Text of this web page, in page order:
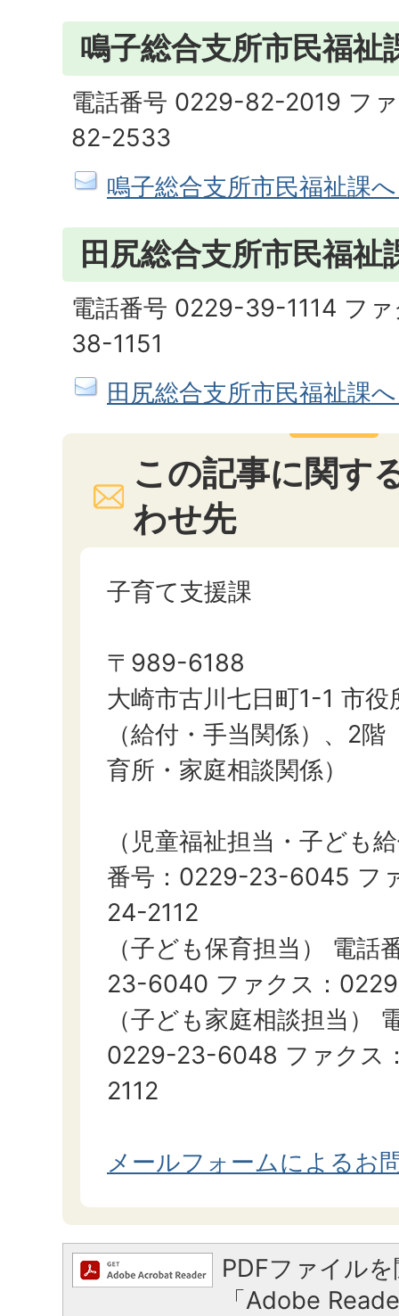
鳴子総合支所市民福祉
電話番号 0229-82-2019 フ
82-2533
鳴子総合支所市民福祉課
田尻総合支所市民福祉
電話番号 0229-39-1114 フ
38-1151
田尻総合支所市民福祉課
この記事に関す
わせ先
子育て支援課
〒989-6188
大崎市古川七日町1-1 市役
（給付・手当関係）、2
育所・家庭相談関係）
（児童福祉担当・子ども
番号：0229-23-6045 フ
24-2112
（子ども保育担当） 電話
23-6040 ファクス：
（子ども家庭相談担当）
0229-23-6048 ファクス
2112
メールフォームによるお
PDFファイル
「Adobe